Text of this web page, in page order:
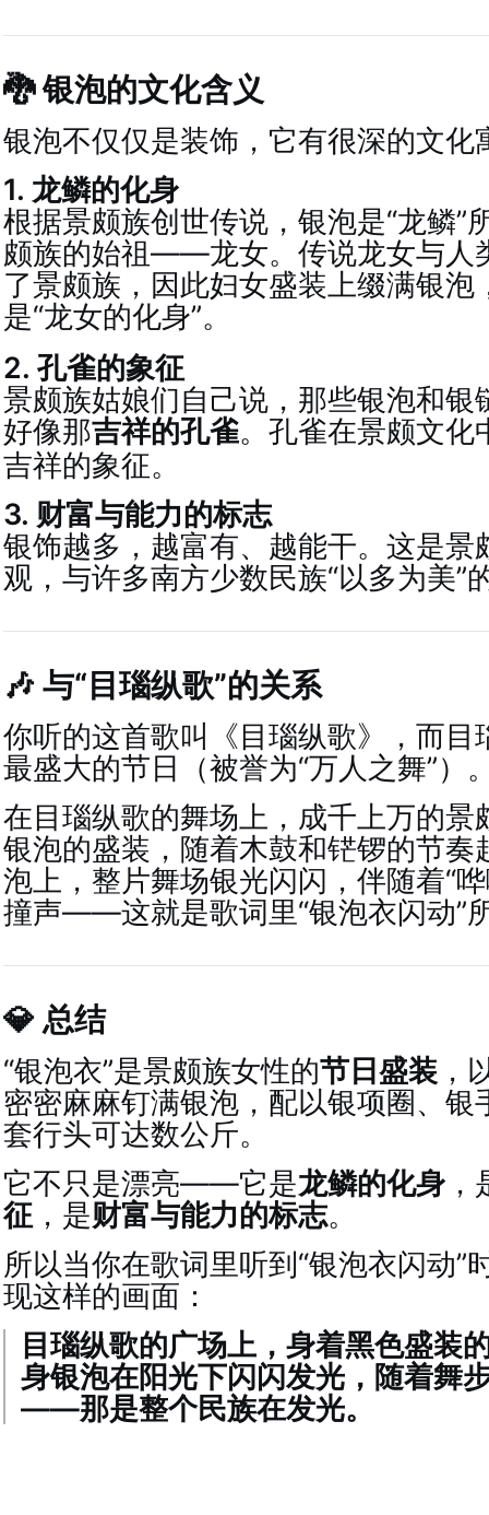
🐉 银泡的文化含义
银泡不仅仅是装饰，它有很深的文化
1. 龙鳞的化身
根据景颇族创世传说，银泡是“龙鳞”
颇族的始祖——龙女。传说龙女与人
了景颇族，因此妇女盛装上缀满银泡
是“龙女的化身”。
2. 孔雀的象征
景颇族姑娘们自己说，那些银泡和银
好像那吉祥的孔雀。孔雀在景颇文化
吉祥的象征。
3. 财富与能力的标志
银饰越多，越富有、越能干。这是景
观，与许多南方少数民族“以多为美”
🎶 与“目瑙纵歌”的关系
你听的这首歌叫《目瑙纵歌》，而目
最盛大的节日（被誉为“万人之舞”）
在目瑙纵歌的舞场上，成千上万的景
银泡的盛装，随着木鼓和铓锣的节奏
泡上，整片舞场银光闪闪，伴随着“
撞声——这就是歌词里“银泡衣闪动”
💎 总结
“银泡衣”是景颇族女性的节日盛装 ，
密密麻麻钉满银泡，配以银项圈、银
套行头可达数公斤。
它不只是漂亮——它是龙鳞的化身 ，
征 ，是财富与能力的标志。
所以当你在歌词里听到“银泡衣闪动”
现这样的画面：
目瑙纵歌的广场上，身着黑色盛装
身银泡在阳光下闪闪发光，随着舞
——那是整个民族在发光。